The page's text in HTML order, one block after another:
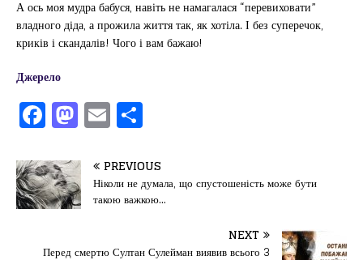
А ось моя мудра бабуся, навіть не намагалася “перевиховати”
владного діда, а прожила життя так, як хотіла. І без суперечок,
криків і скандалів! Чого і вам бажаю!
Джерело
F
a
c
e
b
o
M
a
st
o
d
o
E
m
ai
l
іл
и
т
ис
PREVIOUS
Ніколи не думала, що спустошеність може бути
такою важкою…
NEXT
Перед смертю Султан Сулейман виявив всього 3